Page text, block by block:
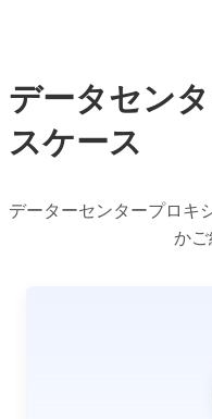
データセン
スケース
データーセンタープロキ
かご